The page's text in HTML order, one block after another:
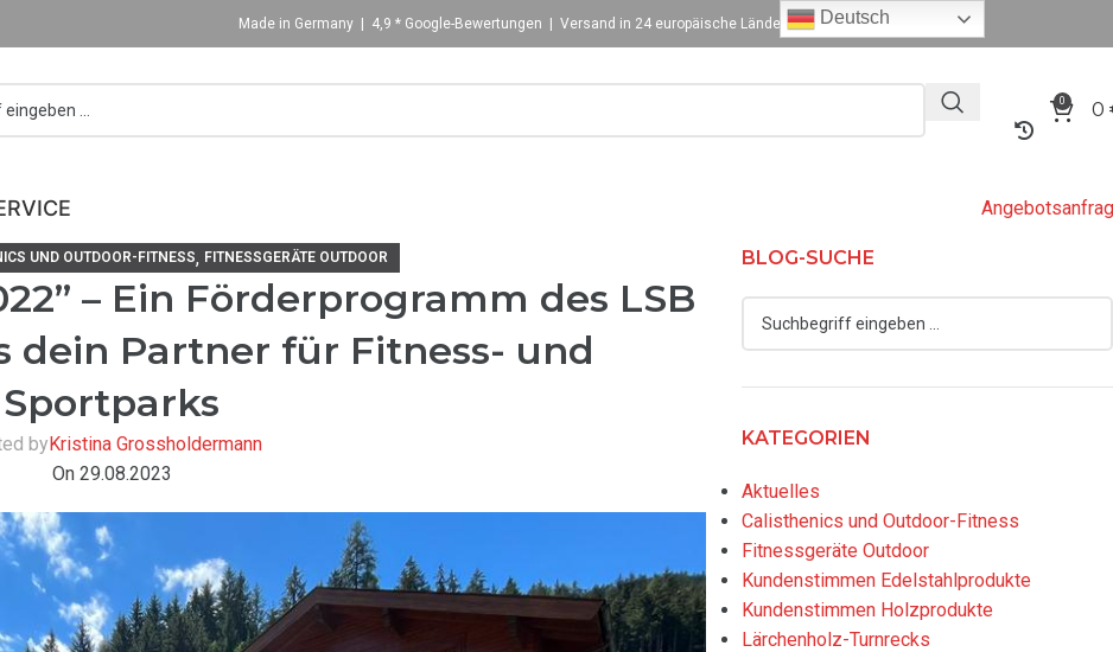
Made in Germany | 4,9 * Google-Bewertungen | Versand in 24 europäische Länder
0 0
UND OUTDOOR-FITNESS, FITNESSGERÄTE OUTDOOR
– Ein Förderprogramm des LSB
dein Partner für Fitness- und
Sportparks
byKristina Grossholdermann
On 29.08.2023
BLOG-SUCHE
KATEGORIEN
Aktuelles
Calisthenics und Outdoor-Fitness
Fitnessgeräte Outdoor
Kundenstimmen Edelstahlprodukte
Kundenstimmen Holzprodukte
Lärchenholz-Turnrecks
Deutsch